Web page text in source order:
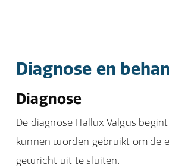
Diagnose en
Diagnose
De diagnose Hallux Valgus
kunnen worden gebruikt om de
gewricht uit te sluiten.